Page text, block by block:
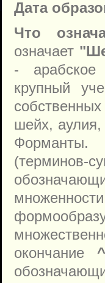
Дата
Что
означает
- арабское
крупный
шейх,
Форманты.
(терминов-
окончание